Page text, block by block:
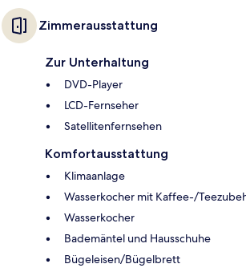
Zimmerausstattung
Zur Unterhaltung
DVD-Player
LCD-Fernseher
Satellitenfernsehen
Komfortausstattung
Klimaanlage
Wasserkocher mit Kaffee-/
Wasserkocher
Bademäntel und Hausschuhe
Bügeleisen/Bügelbrett